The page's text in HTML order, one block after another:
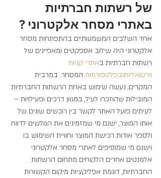
של רשתות חברתיות
באתרי מסחר אלקטרוני ?
אחד השלבים המשמעותיים בהתפתחות מסחר
אלקטרוני היה שילוב אספקטים ומאפיינים של
רשתות חברתיות באתרי קניות
וירטואליותובפלטפורמות המסחר. במרבית
המקרים, נעשה שימוש באחת הרשתות החברתיות
המובילות שהוזכרו לעיל, במגוון דרכים ופעילויות –
לעיתים פועל האתר לקשר בין רוכשים שונים של
אותו המוצר, ישנם מי שמזמינים את הגולשים לדווח
ולספר אודות רכישת המוצר וחוויית השימוש בו
וישנם מי שמוסיפים לאתרי מסחר אלקטרוני
אלמנטים אחרים הלקוחים מתחום הרשתות
החברתיות, דוגמת אפליקציות מיקום הקשורות